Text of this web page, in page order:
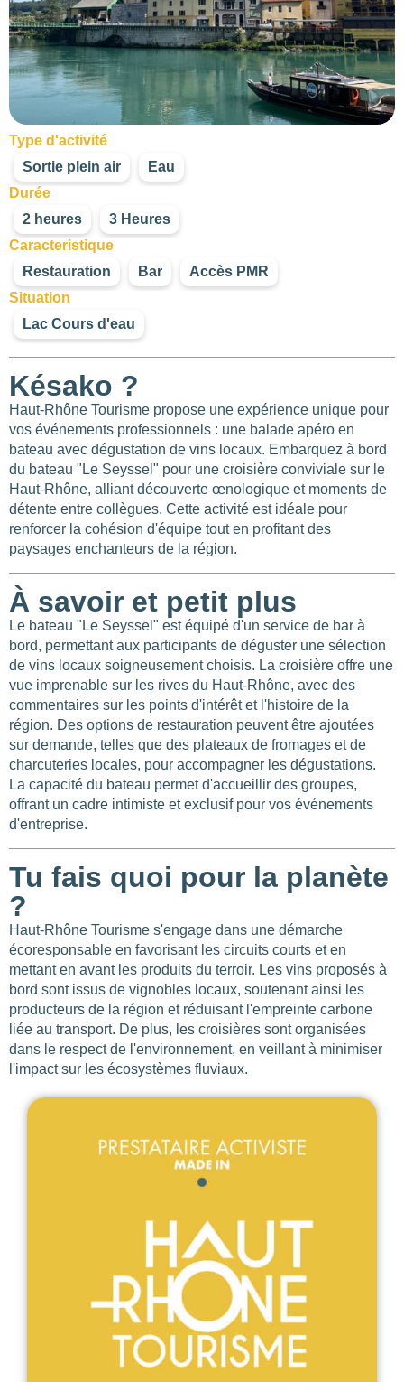
Type d'activité
Sortie plein air
Eau
Durée
2 heures
3 Heures
Caracteristique
Restauration
Bar
Accès PMR
Situation
Lac Cours d'eau
Késako ?
Haut-Rhône Tourisme propose une expérience unique pour
vos événements professionnels : une balade apéro en
bateau avec dégustation de vins locaux. Embarquez à bord
du bateau "Le Seyssel" pour une croisière conviviale sur le
Haut-Rhône, alliant découverte œnologique et moments de
détente entre collègues. Cette activité est idéale pour
renforcer la cohésion d'équipe tout en profitant des
paysages enchanteurs de la région.
À savoir et petit plus
Le bateau "Le Seyssel" est équipé d'un service de bar à
bord, permettant aux participants de déguster une sélection
de vins locaux soigneusement choisis. La croisière offre une
vue imprenable sur les rives du Haut-Rhône, avec des
commentaires sur les points d'intérêt et l'histoire de la
région. Des options de restauration peuvent être ajoutées
sur demande, telles que des plateaux de fromages et de
charcuteries locales, pour accompagner les dégustations.
La capacité du bateau permet d'accueillir des groupes,
offrant un cadre intimiste et exclusif pour vos événements
d'entreprise.
Tu fais quoi pour la planète
?
Haut-Rhône Tourisme s'engage dans une démarche
écoresponsable en favorisant les circuits courts et en
mettant en avant les produits du terroir. Les vins proposés à
bord sont issus de vignobles locaux, soutenant ainsi les
producteurs de la région et réduisant l'empreinte carbone
liée au transport. De plus, les croisières sont organisées
dans le respect de l'environnement, en veillant à minimiser
l'impact sur les écosystèmes fluviaux.
filtres.